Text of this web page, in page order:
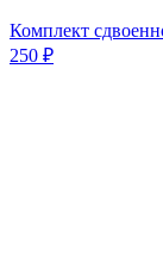
Комплект
250 ₽